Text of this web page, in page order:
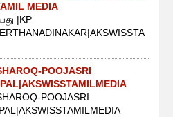
MEDIA
|KP
POOJASRI
POOJASRI